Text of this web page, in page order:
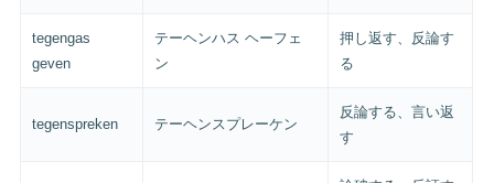
tegengas
geven
テーヘンハス ヘーフェ
ン
押し返す、反論す
る
tegenspreken テーヘンスプレーケン
反論する、言い返
す